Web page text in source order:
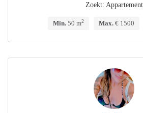
Zoekt: Appartement
Min. 50 m2 Max. € 1500